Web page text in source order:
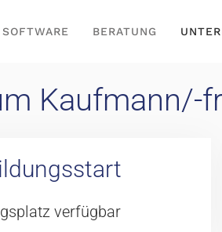
SOFTWARE BERATUNG
Kaufmann/-
verfügbar